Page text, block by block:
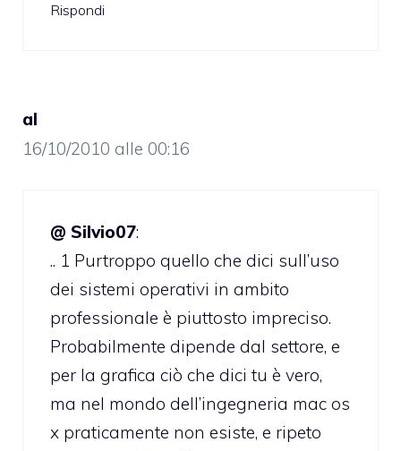
Rispondi
al
16/10/2010 alle 00:16
@ Silvio07:
.. 1 Purtroppo quello che dici sull’uso
dei sistemi operativi in ambito
professionale è piuttosto impreciso.
Probabilmente dipende dal settore, e
per la grafica ciò che dici tu è vero,
ma nel mondo dell’ingegneria mac os
x praticamente non esiste, e ripeto